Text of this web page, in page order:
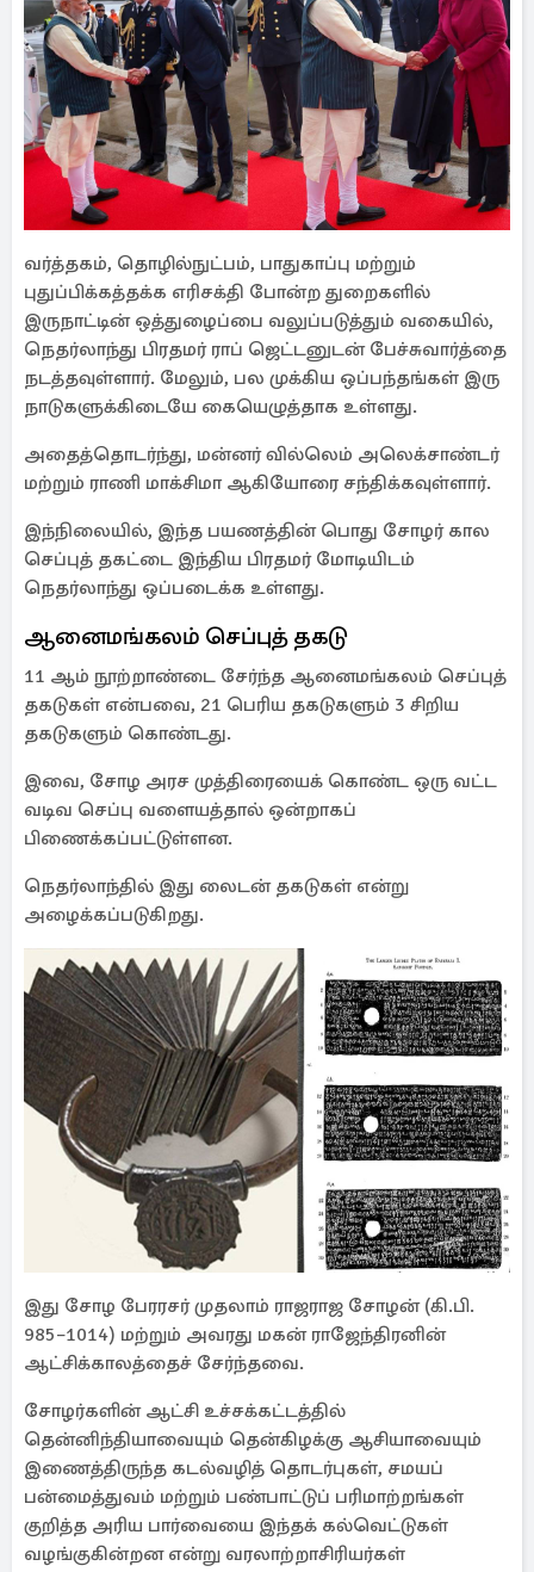
வர்த்தகம், தொழில்நுட்பம், பாதுகாப்பு மற்றும்
புதுப்பிக்கத்தக்க எரிசக்தி போன்ற துறைகளில்
இருநாட்டின் ஒத்துழைப்பை வலுப்படுத்தும் வகையில்,
நெதர்லாந்து பிரதமர் ராப் ஜெட்டனுடன் பேச்சுவார்த்தை
நடத்தவுள்ளார். மேலும், பல முக்கிய ஒப்பந்தங்கள் இரு
நாடுகளுக்கிடையே கையெழுத்தாக உள்ளது.
அதைத்தொடர்ந்து, மன்னர் வில்லெம் அலெக்சாண்டர்
மற்றும் ராணி மாக்சிமா ஆகியோரை சந்திக்கவுள்ளார்.
இந்நிலையில், இந்த பயணத்தின் பொது சோழர் கால
செப்புத் தகட்டை இந்திய பிரதமர் மோடியிடம்
நெதர்லாந்து ஒப்படைக்க உள்ளது.
ஆனைமங்கலம் செப்புத் தகடு
11 ஆம் நூற்றாண்டை சேர்ந்த ஆனைமங்கலம் செப்புத்
தகடுகள் என்பவை, 21 பெரிய தகடுகளும் 3 சிறிய
தகடுகளும் கொண்டது.
இவை, சோழ அரச முத்திரையைக் கொண்ட ஒரு வட்ட
வடிவ செப்பு வளையத்தால் ஒன்றாகப்
பிணைக்கப்பட்டுள்ளன.
நெதர்லாந்தில் இது லைடன் தகடுகள் என்று
அழைக்கப்படுகிறது.
இது சோழ பேரரசர் முதலாம் ராஜராஜ சோழன் (கி.பி.
985–1014) மற்றும் அவரது மகன் ராஜேந்திரனின்
ஆட்சிக்காலத்தைச் சேர்ந்தவை.
சோழர்களின் ஆட்சி உச்சக்கட்டத்தில்
தென்னிந்தியாவையும் தென்கிழக்கு ஆசியாவையும்
இணைத்திருந்த கடல்வழித் தொடர்புகள், சமயப்
பன்மைத்துவம் மற்றும் பண்பாட்டுப் பரிமாற்றங்கள்
குறித்த அரிய பார்வையை இந்தக் கல்வெட்டுகள்
வழங்குகின்றன என்று வரலாற்றாசிரியர்கள்